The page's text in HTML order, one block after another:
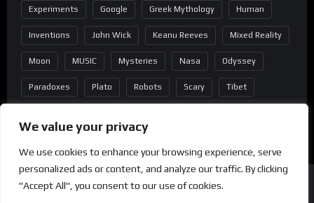
We value your privacy
We use cookies to enhance your browsing experience, serve
personalized ads or content, and analyze our traffic. By clicking
"Accept All", you consent to our use of cookies.
Experiments Google Greek Mythology Human
Inventions John Wick Keanu Reeves Mixed Reality
Moon MUSIC Mysteries Nasa Odyssey
Paradoxes Plato Robots Scary Tibet
Copyright®2022 Mindblast - Powered by Wordpress